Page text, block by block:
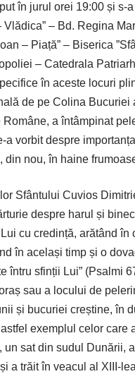
în jurul orei 19:00 și s-
Vlădica” – Bd. Regina
– Piață” – Biserica
– Catedrala
în aceste locuri
de pe Colina
Române, a întâmpinat
a vorbit despre
din nou, în haine
Sfântului Cuvios
despre harul și
cu credință, arătând
în același timp și o
întru sfinții Lui” (Psalmi
sau a locului de
și bucuriei creștine, în
exemplul celor care
un sat din sudul Dunării,
a trăit în veacul al XIII-